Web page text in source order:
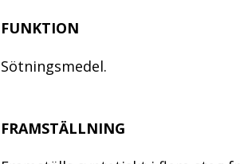
FUNKTION
Sötningsmedel.
FRAMSTÄLLNING